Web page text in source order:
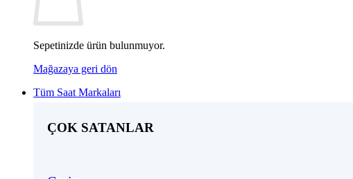
Sepetinizde ürün bulunmuyor.
Mağazaya geri dön
Tüm Saat Markaları
ÇOK SATANLAR